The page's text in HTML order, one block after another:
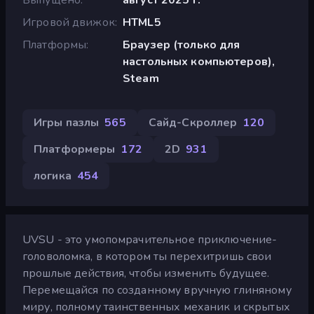
Игровой движок HTML5
Платформы
Браузер (только для
настольных компьютеров),
Steam
Игры пазлы 565 Сайд-Скроллер 120
Платформеры 172 2D 931
логика 454
UVSU - это умопомрачительное приключение-
головоломка, в котором ты перехитришь свои
прошлые действия, чтобы изменить будущее.
Перемещайся по созданному вручную глиняному
миру, полному таинственных механик и скрытых